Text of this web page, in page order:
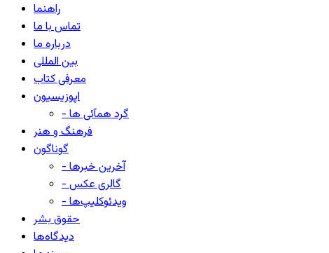
راهنما
تماس با ما
درباره ما
بین المللی
معرفی کتاب
اپوزیسیون
- گرد همآئی ها
فرهنگ و هنر
گوناگون
- آخرین خبرها
- گالری عکس
- ویدئوکلیپ‌ها
حقوق بشر
دیدگاه‌ها